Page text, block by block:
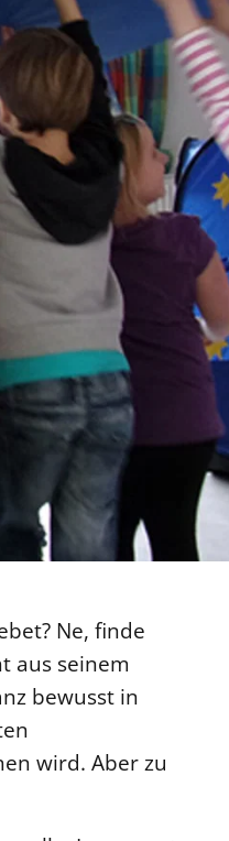
Ne, finde
aus seinem
bewusst in
wird. Aber zu